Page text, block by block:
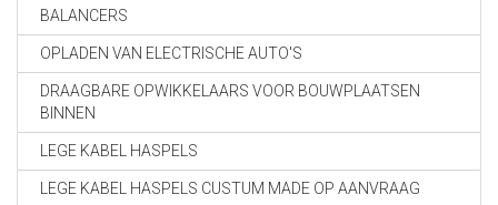
BALANCERS
OPLADEN VAN ELECTRISCHE AUTO'S
DRAAGBARE OPWIKKELAARS VOOR BOUWPLAATSEN
BINNEN
LEGE KABEL HASPELS
LEGE KABEL HASPELS CUSTUM MADE OP AANVRAAG